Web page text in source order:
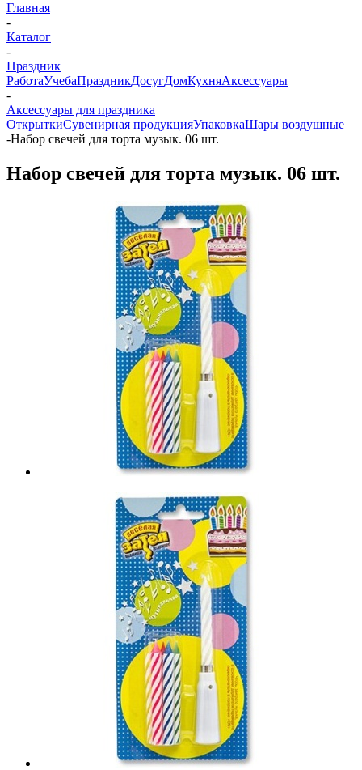
Главная
-
Каталог
-
Праздник
РаботаУчебаПраздникДосугДомКухняАксессуары
-
Аксессуары для праздника
ОткрыткиСувенирная продукцияУпаковкаШары воздушные
-Набор свечей для торта музык. 06 шт.
Набор свечей для торта музык. 06 шт.